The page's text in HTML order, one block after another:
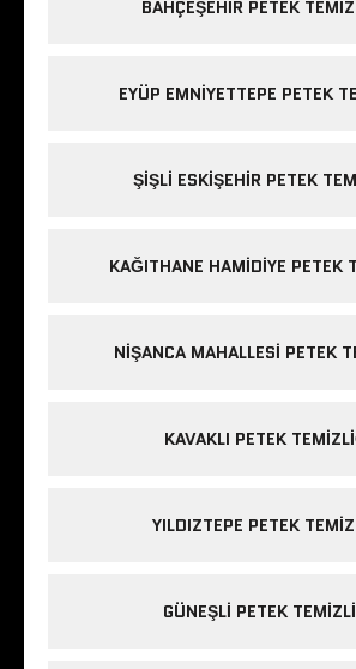
BAHÇEŞEHIR PETEK
EYÜP EMNIYETTEPE PETEK
ŞIŞLI ESKIŞEHIR PETEK
KAĞITHANE HAMIDIYE PETEK
NIŞANCA MAHALLESI PETEK
KAVAKLI PETEK
YILDIZTEPE PETEK
GÜNEŞLI PETEK